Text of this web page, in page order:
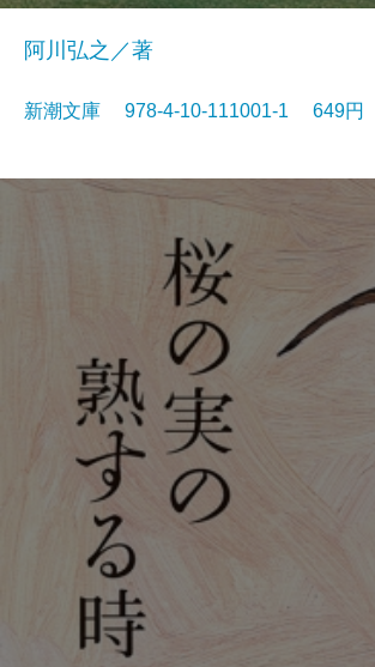
阿川弘之／著
新潮文庫 978-4-10-111001-1 649円